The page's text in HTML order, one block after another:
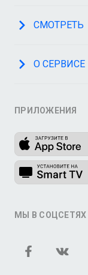
СМОТРЕТЬ
О СЕРВИСЕ
ПРИЛОЖЕНИЯ
МЫ В СОЦСЕТЯХ